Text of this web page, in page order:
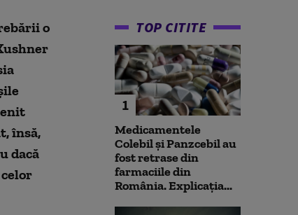
o
însă,
dacă
TOP CITITE
1
Medicamentele
Colebil și Panzcebil au
fost retrase din
farmaciile din
România. Explicația...